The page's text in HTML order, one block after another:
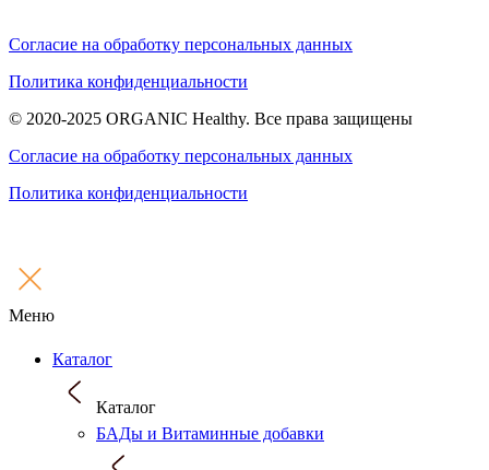
Согласие на обработку персональных данных
Политика конфиденциальности
© 2020-2025 ORGANIC Healthy. Все права защищены
Согласие на обработку персональных данных
Политика конфиденциальности
Меню
Каталог
Каталог
БАДы и Витаминные добавки